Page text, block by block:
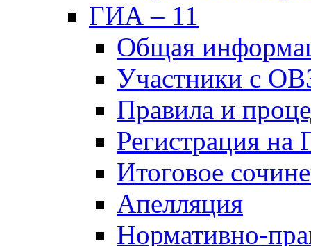
ГИА – 11
Общая
Участники с
Правила и
Регистрация
Итоговое
Апелляция
Нормативно-